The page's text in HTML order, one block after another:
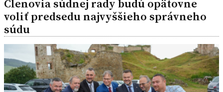
Členovia súdnej rady budú opätovne
voliť predsedu najvyššieho správneho
súdu